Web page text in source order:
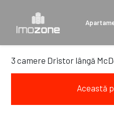
3 camere Dristor lângă
Această